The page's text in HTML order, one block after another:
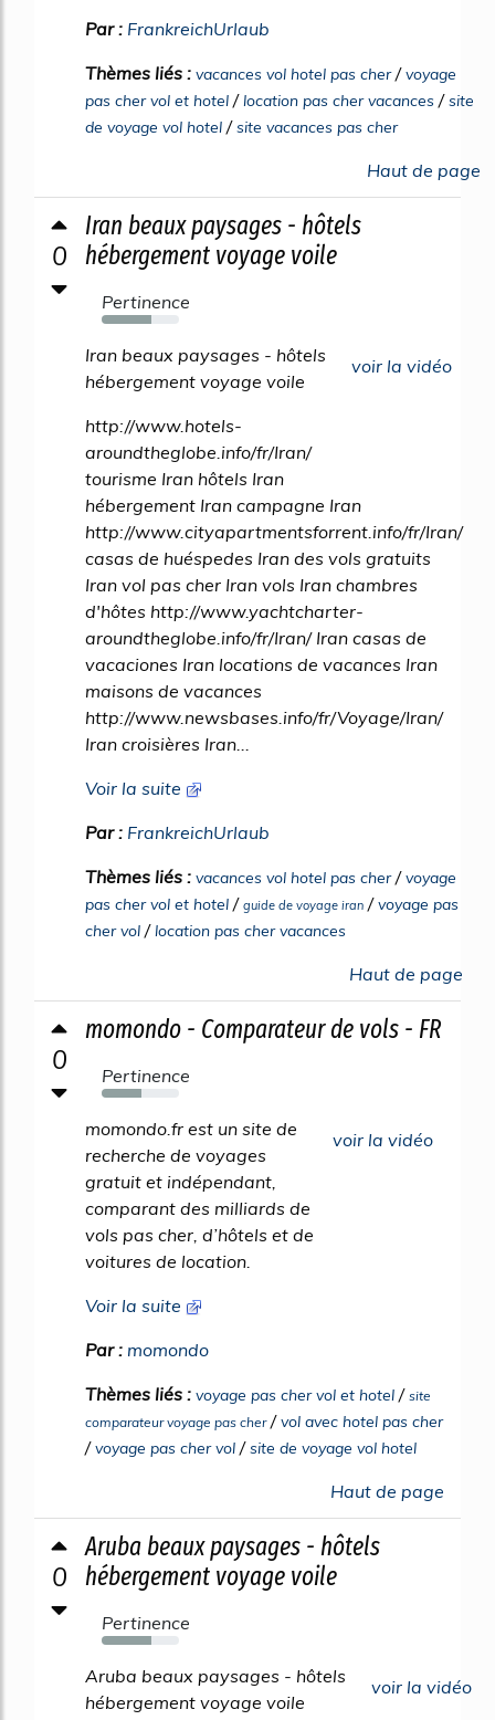
Par : FrankreichUrlaub
Thèmes liés : vacances vol hotel pas cher/voyage
pas cher vol et hotel /location pas cher vacances /site
de voyage vol hotel /site vacances pas cher
Haut de page
0
Iran beaux paysages - hôtels
hébergement voyage voile
Pertinence
64%
voir la vidéo
Iran beaux paysages - hôtels
hébergement voyage voile
http://www.hotels-
aroundtheglobe.info/fr/Iran/
tourisme Iran hôtels Iran
hébergement Iran campagne Iran
http://www.cityapartmentsforrent.info/fr/Iran/
casas de huéspedes Iran des vols gratuits
Iran vol pas cher Iran vols Iran chambres
d'hôtes http://www.yachtcharter-
aroundtheglobe.info/fr/Iran/ Iran casas de
vacaciones Iran locations de vacances Iran
maisons de vacances
http://www.newsbases.info/fr/Voyage/Iran/
Iran croisières Iran...
Voir la suite
Par : FrankreichUrlaub
Thèmes liés : vacances vol hotel pas cher/voyage
pas cher vol et hotel / guide de voyage iran /voyage pas
cher vol /location pas cher vacances
Haut de page
0
momondo - Comparateur de vols - FR
Pertinence
52%
voir la vidéo
momondo.fr est un site de
recherche de voyages
gratuit et indépendant,
comparant des milliards de
vols pas cher, d’hôtels et de
voitures de location.
Voir la suite
Par : momondo
Thèmes liés : voyage pas cher vol et hotel / site
comparateur voyage pas cher/vol avec hotel pas cher
/voyage pas cher vol /site de voyage vol hotel
Haut de page
0
Aruba beaux paysages - hôtels
hébergement voyage voile
Pertinence
64%
voir la vidéo
Aruba beaux paysages - hôtels
hébergement voyage voile